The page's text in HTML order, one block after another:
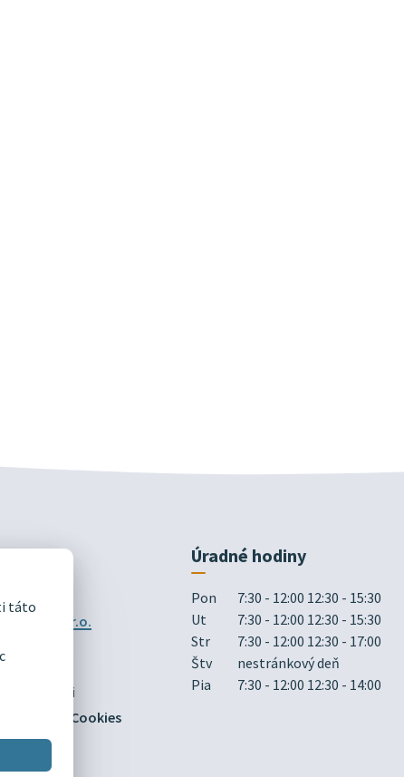
táto
partner s.r.o.
Nastaviť Cookies
Úradné hodiny
Pon
7:30 - 12:00 12:30 - 15:30
Ut
7:30 - 12:00 12:30 - 15:30
Str
7:30 - 12:00 12:30 - 17:00
Štv
nestránkový deň
Pia
7:30 - 12:00 12:30 - 14:00